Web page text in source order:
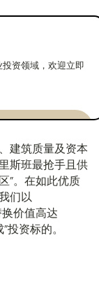
字
建筑质量及资本
斯班最抢手且供
”。在如此优质
们以
价值高达
资标的。
资领域，欢迎立即